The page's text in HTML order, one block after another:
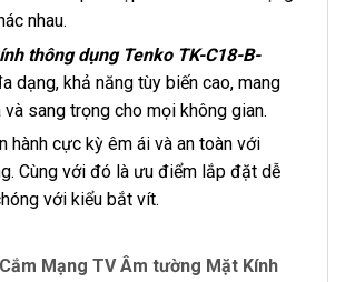
nhau.
thông dụng Tenko TK-C18-B-
dạng, khả năng tùy biến cao, mang
sang trọng cho mọi không gian.
hành cực kỳ êm ái và an toàn với
Cùng với đó là ưu điểm lắp đặt dễ
với kiểu bắt vít.
Mạng TV Âm tường Mặt Kính